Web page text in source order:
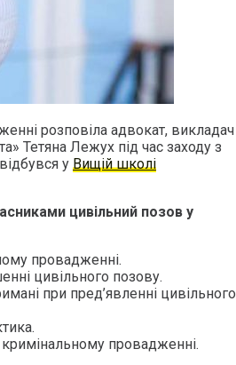
розповіла адвокат, викладач
Тетяна Лежух під час заходу з
у Вищій школі
цивільний позов у
провадженні.
цивільного позову.
при пред’явленні цивільного
провадженні.